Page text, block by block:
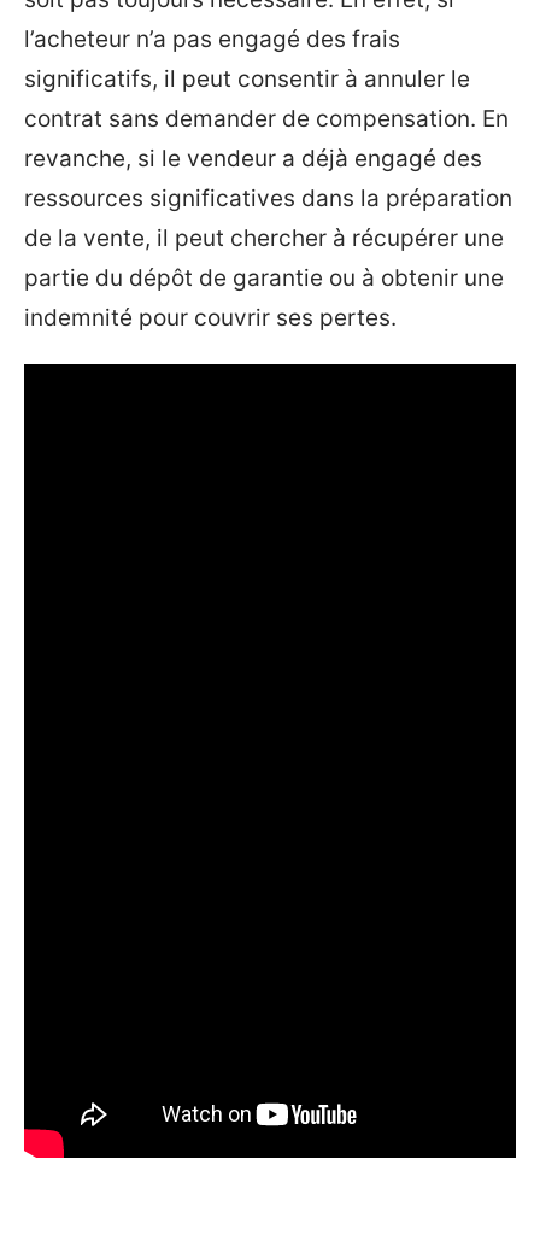
l’acheteur n’a pas engagé des frais
significatifs, il peut consentir à annuler le
contrat sans demander de compensation. En
revanche, si le vendeur a déjà engagé des
ressources significatives dans la préparation
de la vente, il peut chercher à récupérer une
partie du dépôt de garantie ou à obtenir une
indemnité pour couvrir ses pertes.